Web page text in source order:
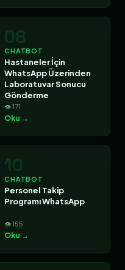
08
CHATBOT
Hastaneler İçin
WhatsApp Üzerinden
Laboratuvar Sonucu
Gönderme
👁 171
Oku →
10
CHATBOT
Personel Takip
Programı WhatsApp
👁 155
Oku →